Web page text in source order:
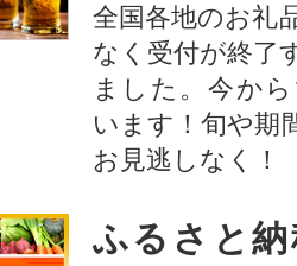
全国各地のお礼
なく受付が終了
ました。今か
います！旬や期
お見逃しなく！
ふるさと